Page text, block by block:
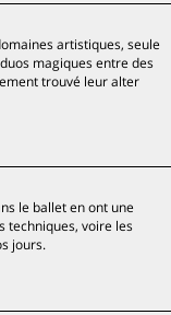
artistiques, seule
magiques entre des
trouvé leur alter
le ballet en ont une
techniques, voire les
jours.